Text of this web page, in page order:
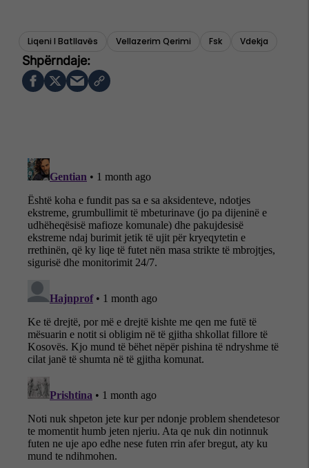
Liqeni I Batllavës Vellazerim Qerimi Fsk Vdekja